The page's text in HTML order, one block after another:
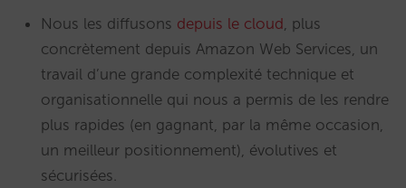
Nous les diffusons depuis le cloud, plus
concrètement depuis Amazon Web Services, un
travail d’une grande complexité technique et
organisationnelle qui nous a permis de les rendre
plus rapides (en gagnant, par la même occasion,
un meilleur positionnement), évolutives et
sécurisées.